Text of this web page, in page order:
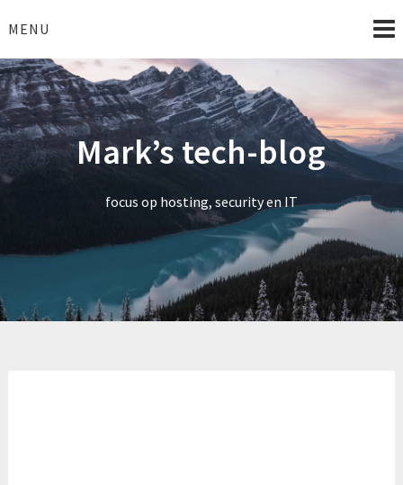
toMENU
Mark’s tech-blog
focus op hosting, security en IT